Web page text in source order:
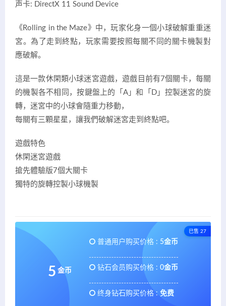
声卡: DirectX 11 Sound Device
《Rolling in the Maze》中，玩家化身一個小球破解重重迷
宮。為了走到終點，玩家需要按照每關不同的關卡機製對
應破解。
這是一款休閑類小球迷宮遊戲，遊戲目前有7個關卡，每關
的機製各不相同，按鍵盤上的「A」和「D」控製迷宮的旋
轉，迷宮中的小球會隨重力移動，
每關有三顆星星，讓我們破解迷宮走到終點吧。
遊戲特色
休閑迷宮遊戲
搶先體驗版7個大關卡
獨特的旋轉控製小球機製
已售 27
5 金币
普通用户购买价格 : 5金币
钻石会员购买价格 : 0金币
终身钻石购买价格 : 免费